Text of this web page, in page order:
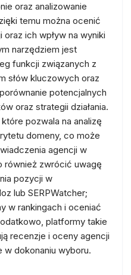
oraz analizowanie
temu można ocenić
ich wpływ na wyniki
narzędziem jest
funkcji związanych z
słów kluczowych oraz
potencjalnych
oraz strategii działania.
pozwala na analizę
domeny, co może
agencji w
również zwrócić uwagę
pozycji w
lub SERPWatcher;
w rankingach i oceniać
platformy takie
recenzje i oceny agencji
w dokonaniu wyboru.